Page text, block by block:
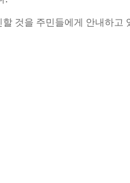
것을 주민들에게 안내하